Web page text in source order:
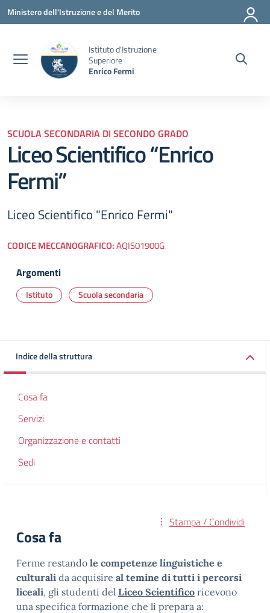
Vai ai contenuti
Vai al menu di navigazione
Vai al footer
Ministero dell'Istruzione e del Merito
Istituto d'Istruzione
Superiore
Enrico Fermi
SCUOLA SECONDARIA DI SECONDO GRADO
Liceo Scientifico “Enrico
Fermi”
Liceo Scientifico "Enrico Fermi"
CODICE MECCANOGRAFICO:AQIS01900G
Argomenti
Istituto Scuola secondaria
Indice della struttura
Cosa fa
Servizi
Organizzazione e contatti
Sedi
Stampa / Condividi
Cosa fa
Ferme restando le competenze linguistiche e
culturali da acquisire al temine di tutti i percorsi
liceali, gli studenti del Liceo Scientifico ricevono
una specifica formazione che li prepara a: